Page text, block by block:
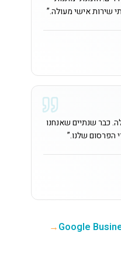
שירות אישי מעולה.”
כבר שנתיים שאנחנו
הפרסום שלנו.”
→